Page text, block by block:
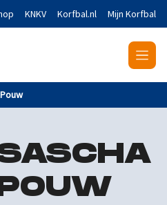
KNKV Korfbal.nl Mijn Korfbal